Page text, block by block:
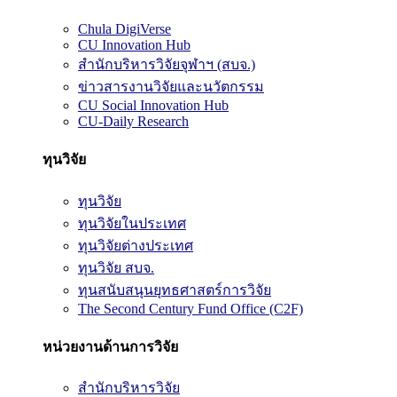
Chula DigiVerse
CU Innovation Hub
สำนักบริหารวิจัยจุฬาฯ (สบจ.)
ข่าวสารงานวิจัยและนวัตกรรม
CU Social Innovation Hub
CU-Daily Research
ทุนวิจัย
ทุนวิจัย
ทุนวิจัยในประเทศ
ทุนวิจัยต่างประเทศ
ทุนวิจัย สบจ.
ทุนสนับสนุนยุทธศาสตร์การวิจัย
The Second Century Fund Office (C2F)
หน่วยงานด้านการวิจัย
สำนักบริหารวิจัย